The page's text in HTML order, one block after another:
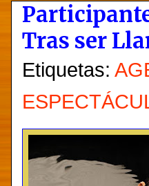
Tras ser
Etiquetas: